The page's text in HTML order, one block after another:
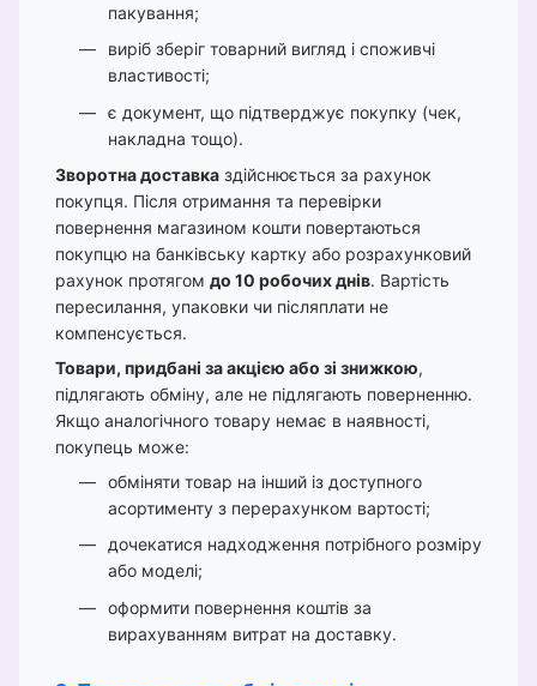
пакування;
виріб зберіг товарний вигляд і споживчі
властивості;
є документ, що підтверджує покупку (чек,
накладна тощо).
Зворотна доставка здійснюється за рахунок
покупця. Після отримання та перевірки
повернення магазином кошти повертаються
покупцю на банківську картку або розрахунковий
рахунок протягом до 10 робочих днів. Вартість
пересилання, упаковки чи післяплати не
компенсується.
Товари, придбані за акцією або зі знижкою,
підлягають обміну, але не підлягають поверненню.
Якщо аналогічного товару немає в наявності,
покупець може:
обміняти товар на інший із доступного
асортименту з перерахунком вартості;
дочекатися надходження потрібного розміру
або моделі;
оформити повернення коштів за
вирахуванням витрат на доставку.